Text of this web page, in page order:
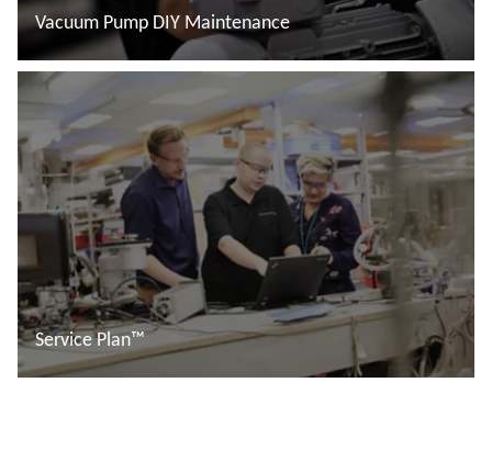
Vacuum Pump DIY Maintenance
Đọc thêm
Service Plan™